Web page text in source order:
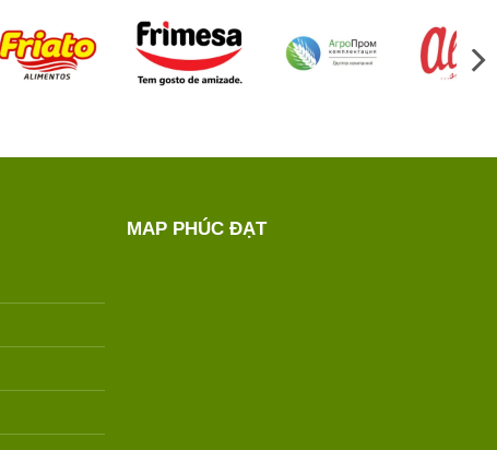
MAP PHÚC ĐẠT